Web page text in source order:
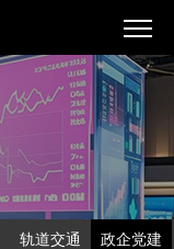
轨道交通 政企党建